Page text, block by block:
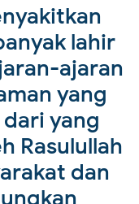
lahir
ajaran
yang
yang
Rasulullah
dan